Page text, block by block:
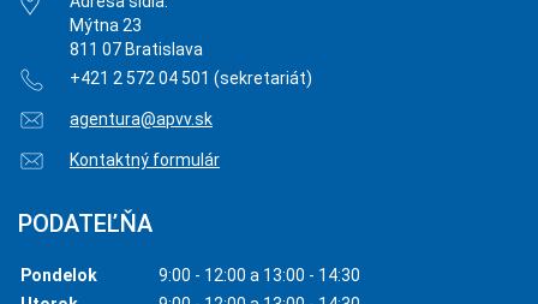
Mýtna 23
811 07 Bratislava
+421 2 572 04 501 (sekretariát)
agentura@apvv.sk
Kontaktný formulár
PODATEĽŇA
Pondelok
9:00 - 12:00 a 13:00 - 14:30